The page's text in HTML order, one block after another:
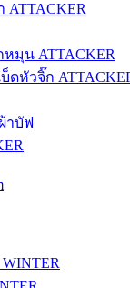
ATTACKER
มุน ATTACKER
บ็ดหัวจิ๊ก
าบัฟ